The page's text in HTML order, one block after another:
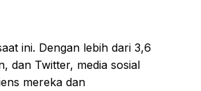
ini. Dengan lebih dari 3,6
dan Twitter, media sosial
mereka dan